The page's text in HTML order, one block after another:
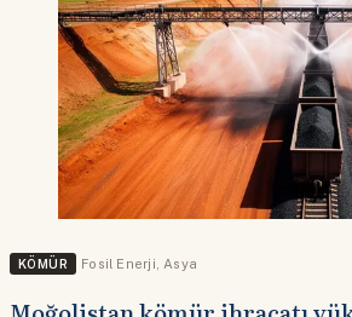
KÖMÜR Fosil Enerji Asya